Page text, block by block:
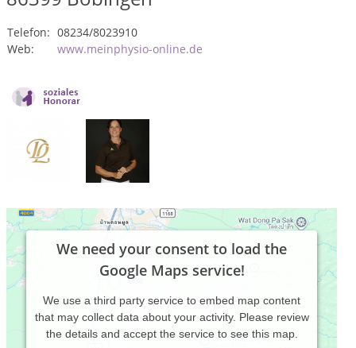
Telefon: 08234/8023910
Web:
www.meinphysio-online.de
We need your consent to load the
Google Maps service!
We use a third party service to embed map content
that may collect data about your activity. Please review
the details and accept the service to see this map.